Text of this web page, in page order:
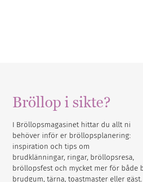
Bröllop i sikte?
I Bröllopsmagasinet hittar du allt ni
behöver inför er bröllopsplanering:
inspiration och tips om
brudklänningar, ringar, bröllopsresa,
bröllopsfest och mycket mer för både
brudgum, tärna, toastmaster eller gäst.